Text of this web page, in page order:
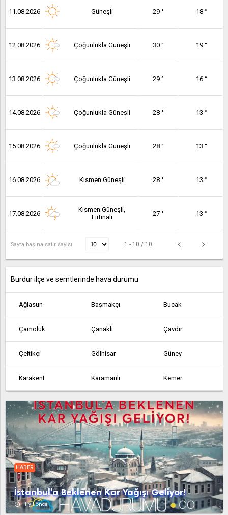
11.08.2026 Güneşli 29 ° 18 °
12.08.2026 Çoğunlukla Güneşli 30 ° 19 °
13.08.2026 Çoğunlukla Güneşli 29 ° 16 °
14.08.2026 Çoğunlukla Güneşli 28 ° 13 °
15.08.2026 Çoğunlukla Güneşli 28 ° 13 °
16.08.2026 Kısmen Güneşli 28 ° 13 °
17.08.2026
Kısmen Güneşli,
Fırtınalı
27 ° 13 °
Sayfa başına satır sayısı: 1 - 10 / 10
Burdur ilçe ve semtlerinde hava durumu
Ağlasun Başmakçı Bucak
Çamoluk Çanaklı Çavdır
Çeltikçi Gölhisar Güney
Karakent Karamanlı Kemer
Tefenni Yarışlı Yeşilova
HABER
İstanbul'a Beklenen Kar Yağışı Geliyor!
access_time 1 yıl önce